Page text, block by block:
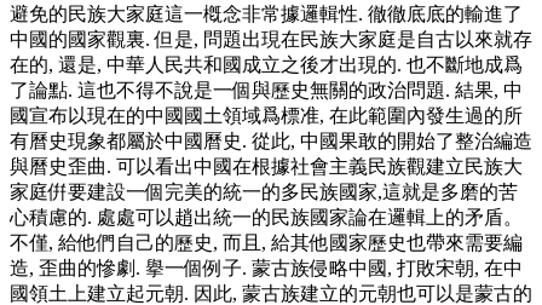
避免的民族大家庭這一槪念非常據邏輯性. 徹徹底底的輸進了
中國的國家觀裏. 但是, 問題出現在民族大家庭是自古以來就存
在的, 還是, 中華人民共和國成立之後才出現的. 也不斷地成爲
了論點. 這也不得不說是一個與歷史無關的政治問題. 結果, 中
國宣布以現在的中國國土領域爲標准, 在此範圍內發生過的所
有曆史現象都屬於中國曆史. 從此, 中國果敢的開始了整治編造
與曆史歪曲. 可以看出中國在根據社會主義民族觀建立民族大
家庭倂要建設一個完美的統一的多民族國家,這就是多磨的苦
心積慮的. 處處可以趙出統一的民族國家論在邏輯上的矛盾。
不僅, 給他們自己的歷史, 而且, 給其他國家歷史也帶來需要編
造, 歪曲的慘劇. 擧一個例子. 蒙古族侵略中國, 打敗宋朝, 在中
國領土上建立起元朝. 因此, 蒙古族建立的元朝也可以是蒙古的